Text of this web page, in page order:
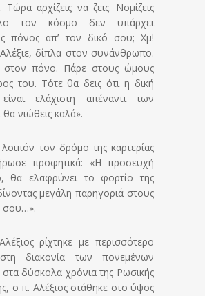
αρχίζεις να ζεις. Νομίζεις
τον κόσμο δεν υπάρχει
πόνος απ’ τον δικό σου; Χμ!
δίπλα στον συνάνθρωπο.
πόνο. Πάρε στους ώμους
του. Τότε θα δεις ότι η δική
ελάχιστη απέναντι των
νιώθεις καλά».
τον δρόμο της καρτερίας
προφητικά: «Η προσευχή
θα ελαφρύνει το φορτίο της
μεγάλη παρηγοριά στους
σου…».
ρίχτηκε με περισσότερο
διακονία των πονεμένων
δύσκολα χρόνια της Ρωσικής
ο π. Αλέξιος στάθηκε στο ύψος